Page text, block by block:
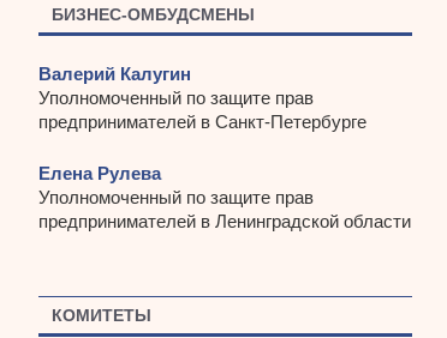
БИЗНЕС-ОМБУДСМЕНЫ
Валерий Калугин
Уполномоченный по защите прав
предпринимателей в Санкт-Петербурге
Елена Рулева
Уполномоченный по защите прав
предпринимателей в Ленинградской области
КОМИТЕТЫ